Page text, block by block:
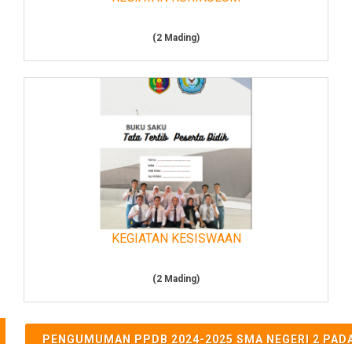
(2 Mading)
KEGIATAN KESISWAAN
(2 Mading)
PENGUMUMAN PPDB 2024-2025 SMA NEGERI 2